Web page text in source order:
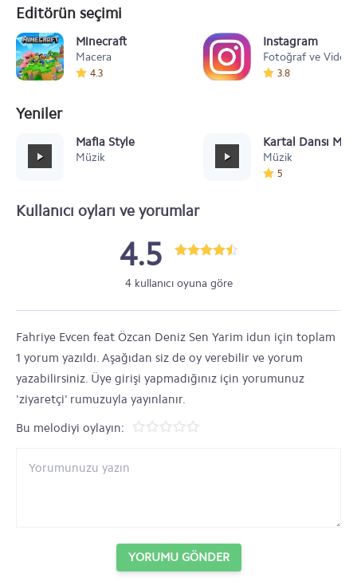
Editörün seçimi
Minecraft
Macera
4.3
Instagram
Fotoğraf ve Video
3.8
Yeniler
Mafia Style
Müzik
Kartal Dansı
Müzik
5
Kullanıcı oyları ve yorumlar
4.5
4 kullanıcı oyuna göre
Fahriye Evcen feat Özcan Deniz Sen Yarim idun için toplam
1 yorum yazıldı. Aşağıdan siz de oy verebilir ve yorum
yazabilirsiniz. Üye girişi yapmadığınız için yorumunuz
'ziyaretçi' rumuzuyla yayınlanır.
Bu melodiyi oylayın:
YORUMU GÖNDER